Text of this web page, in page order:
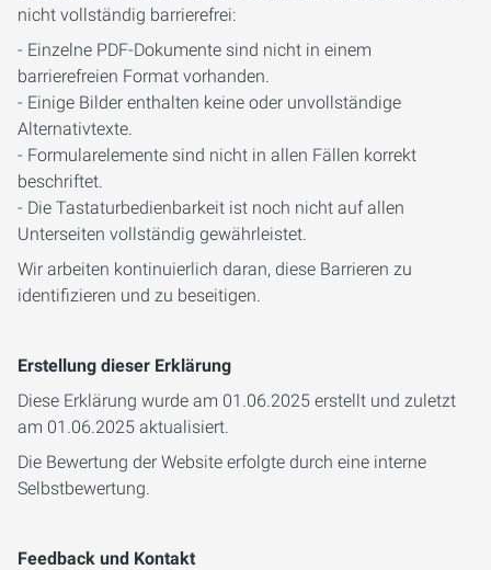
nicht vollständig barrierefrei:
- Einzelne PDF-Dokumente sind nicht in einem
barrierefreien Format vorhanden.
- Einige Bilder enthalten keine oder unvollständige
Alternativtexte.
- Formularelemente sind nicht in allen Fällen korrekt
beschriftet.
- Die Tastaturbedienbarkeit ist noch nicht auf allen
Unterseiten vollständig gewährleistet.
Wir arbeiten kontinuierlich daran, diese Barrieren zu
identifizieren und zu beseitigen.
Erstellung dieser Erklärung
Diese Erklärung wurde am 01.06.2025 erstellt und zuletzt
am 01.06.2025 aktualisiert.
Die Bewertung der Website erfolgte durch eine interne
Selbstbewertung.
Feedback und Kontakt